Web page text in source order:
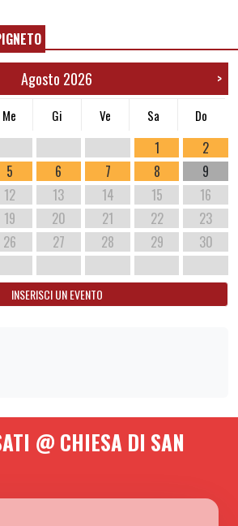
Agosto 2026 >
Me Gi Ve Sa Do
1
2
5 6 7 8
9
12 13 14 15
16
19 20 21 22
23
26 27 28 29
30
INSERISCI UN EVENTO
@ CHIESA DI SAN